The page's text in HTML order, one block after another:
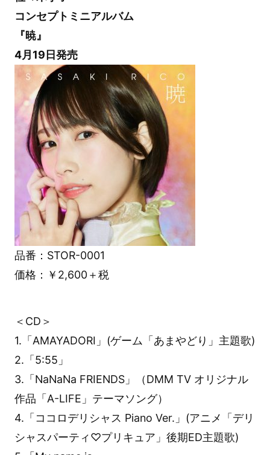
コンセプトミニアルバム
『暁』
4月19日発売
品番：STOR-0001
価格：￥2,600＋税
＜CD＞
1.「AMAYADORI」(ゲーム「あまやどり」主題歌)
2.「5:55」
3.「NaNaNa FRIENDS」（DMM TV オリジナル
作品「A-LIFE」テーマソング）
4.「ココロデリシャス Piano Ver.」(アニメ「デリ
シャスパーティ♡プリキュア」後期ED主題歌)